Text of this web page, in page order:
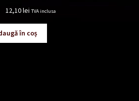
Prețul
a
fost:
12,10lei Prețul
este:
12,10 lei.
TVA inclusa
în coș